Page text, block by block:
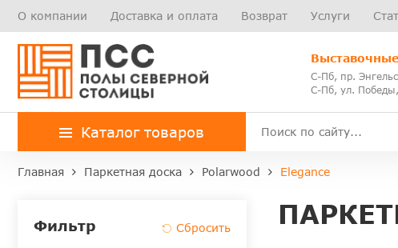
О компании Доставка и оплата Возврат Услуги
С-Пб, пр.
С-Пб, ул.
Каталог товаров
Главная Паркетная доска Polarwood Elegance
Фильтр